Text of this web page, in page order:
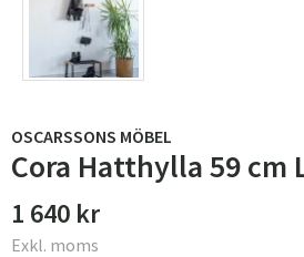
OSCARSSONS MÖBEL
Cora Hatthylla 59 cm
1 640 kr
Exkl. moms